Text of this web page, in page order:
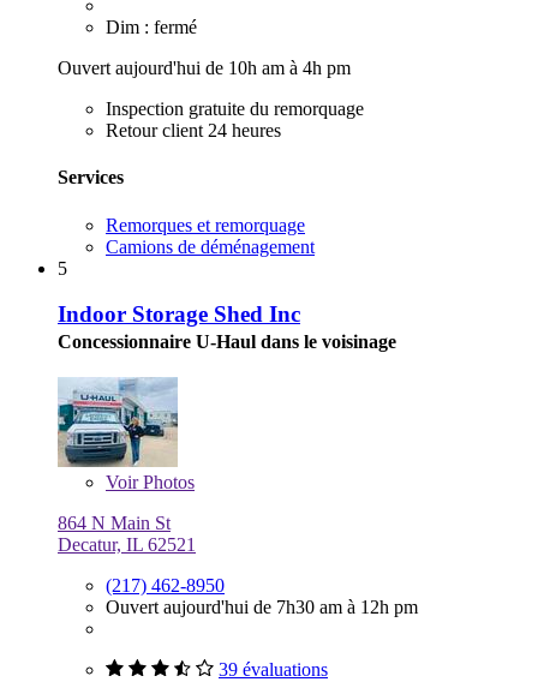
Dim : fermé
Ouvert aujourd'hui de 10h am à 4h pm
Inspection gratuite du remorquage
Retour client 24 heures
Services
Remorques et remorquage
Camions de déménagement
5
Indoor Storage Shed Inc
Concessionnaire U-Haul dans le voisinage
VoirPhotos
864 N Main St
Decatur, IL 62521
(217) 462-8950
Ouvert aujourd'hui de 7h30 am à 12h pm
39 évaluations